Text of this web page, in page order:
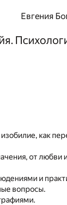
Евгения
как
от
и
вопросы.